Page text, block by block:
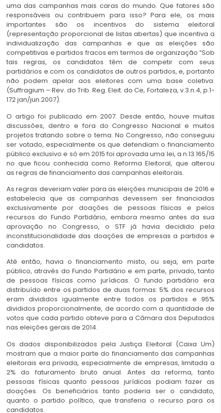
uma das campanhas mais caras do mundo. Que fatores são
responsáveis ou contribuem para isso? Para ele, os mais
importantes são os incentivos do sistema eleitoral
(representação proporcional de listas abertas) que incentiva a
individualização das campanhas e que as eleições são
competitivas e partidos fracos em termos de organização “Sob
tais regras, os candidatos têm de competir com seus
partidários e com os candidatos de outros partidos, e, portanto
não podem apelar aos eleitores com uma base coletiva.
(Suffragium – Rev. do Trib. Reg. Eleit. do Ce, Fortaleza, v.3.n.4, p.1-
172 jan/jun.2007).
O artigo foi publicado em 2007. Desde então, houve muitas
discussões, dentro e fora do Congresso Nacional e muitos
projetos tratando sobre o tema. No Congresso, não conseguiu
ser votado, especialmente os que defendiam o financiamento
público exclusivo e só em 2015 foi aprovada uma lei, a n.13.165/15
no que ficou conhecida como Reforma Eleitoral, que alterou
as regras de financiamento das campanhas eleitorais.
As regras deveriam valer para as eleições municipais de 2016 e
estabelecia que as campanhas devessem ser financiadas
exclusivamente por doações de pessoas físicas e pelos
recursos do Fundo Partidário, embora mesmo antes da sua
aprovação no Congresso, o STF já havia decidido pela
inconstitucionalidade das doações de empresas a partidos e
candidatos.
Até então, havia o financiamento misto, ou seja, em parte
público, através do Fundo Partidário e em parte, privado, tanto
de pessoas físicas como jurídicas. O fundo partidário era
distribuído entre os partidos de duas formas: 5% dos recursos
eram divididos igualmente entre todos os partidos e 95%
divididos proporcionalmente, de acordo com a quantidade de
votos que cada partido obteve para a Câmara dos Deputados
nas eleições gerais de 2014.
Os dados disponibilizados pela Justiça Eleitoral (Caixa Um)
mostram que a maior parte do financiamento das campanhas
eleitorais era privada, especialmente de empresas, limitada a
2% do faturamento bruto anual. Antes da reforma, tanto
pessoas físicas quanto pessoas jurídicas podiam fazer as
doações. Os beneficiários tanto poderia ser o candidato,
quanto o partido político, que transferia o recurso para os
candidatos.